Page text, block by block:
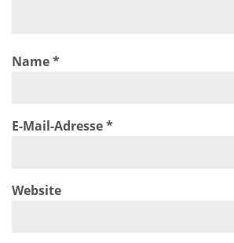
Name*
E-Mail-Adresse*
Website